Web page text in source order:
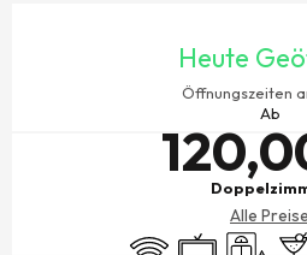
Heute
Öffnungszeiten
Ab
Alle Preise
Wi-Fi FernsehenAufzug